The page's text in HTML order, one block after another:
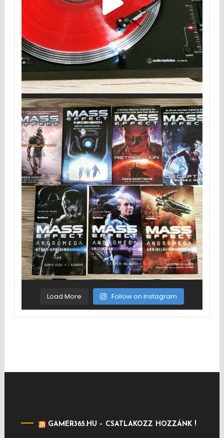
Load More Follow on Instagram
GAMER365.HU – CSATLAKOZZ HOZZÁNK !